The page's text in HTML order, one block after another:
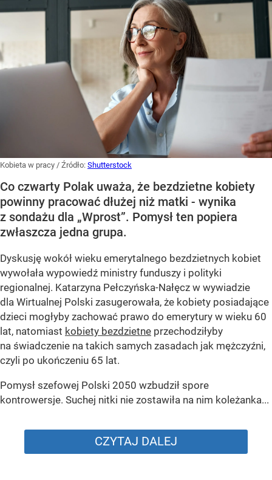
Kobieta w pracy / Źródło: Shutterstock
Co czwarty Polak uważa, że bezdzietne kobiety
powinny pracować dłużej niż matki - wynika
z sondażu dla „Wprost”. Pomysł ten popiera
zwłaszcza jedna grupa.
Dyskusję wokół wieku emerytalnego bezdzietnych kobiet
wywołała wypowiedź ministry funduszy i polityki
regionalnej. Katarzyna Pełczyńska-Nałęcz w wywiadzie
dla Wirtualnej Polski zasugerowała, że kobiety posiadające
dzieci mogłyby zachować prawo do emerytury w wieku 60
lat, natomiast kobiety bezdzietne przechodziłyby
na świadczenie na takich samych zasadach jak mężczyźni,
czyli po ukończeniu 65 lat.
Pomysł szefowej Polski 2050 wzbudził spore
kontrowersje. Suchej nitki nie zostawiła na nim koleżanka...
CZYTAJ DALEJ